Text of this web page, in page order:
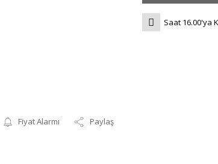
Fiyat Alarmı Paylaş
Saat 16.00'ya